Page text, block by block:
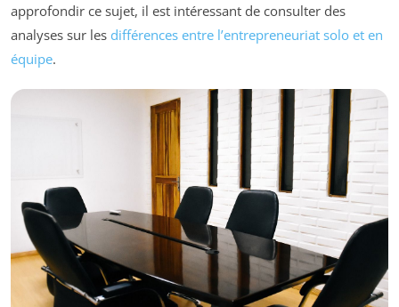
approfondir ce sujet, il est intéressant de consulter des
analyses sur les différences entre l’entrepreneuriat solo et en
équipe.